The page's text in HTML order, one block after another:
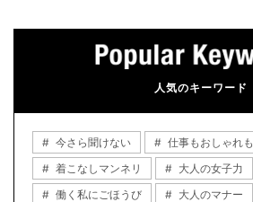
人気のキーワード
今さら聞けない 仕事もおしゃれも
着こなしマンネリ
大人の女子力
働く私にごほうび
大人のマナー